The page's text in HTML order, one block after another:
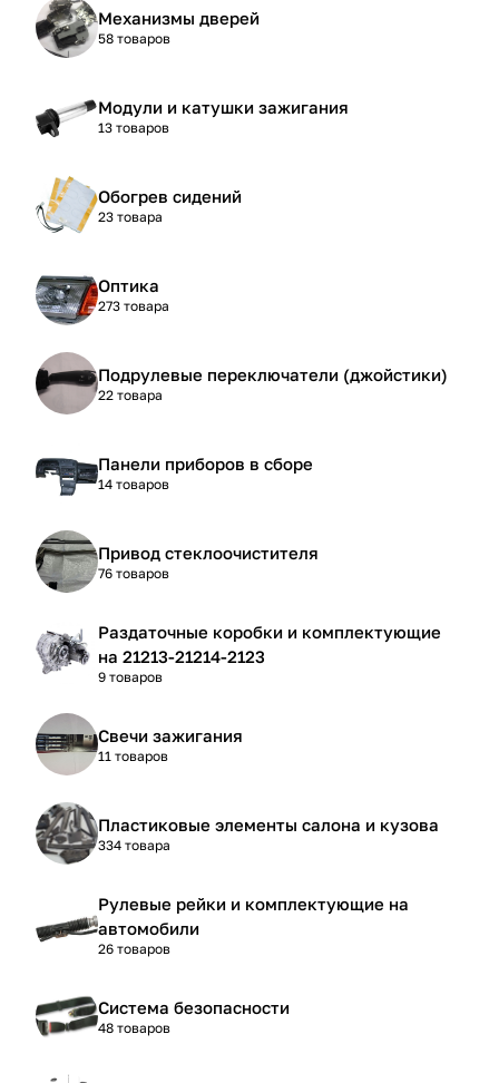
Механизмы дверей
58 товаров
Модули и катушки зажигания
13 товаров
Обогрев сидений
23 товара
Оптика
273 товара
Подрулевые переключатели (джойстики)
22 товара
Панели приборов в сборе
14 товаров
Привод стеклоочистителя
76 товаров
Раздаточные коробки и комплектующие
на 21213-21214-2123
9 товаров
Свечи зажигания
11 товаров
Пластиковые элементы салона и кузова
334 товара
Рулевые рейки и комплектующие на
автомобили
26 товаров
Система безопасности
48 товаров